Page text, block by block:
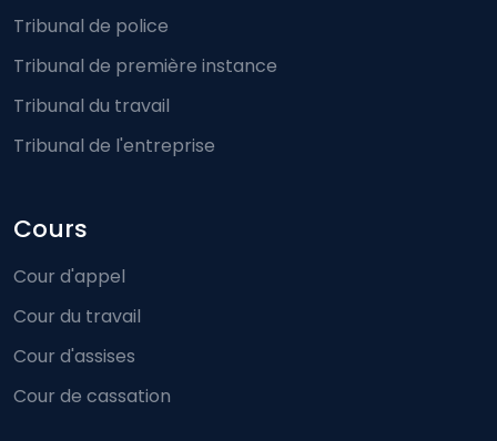
Tribunal de police
Tribunal de première instance
Tribunal du travail
Tribunal de l'entreprise
Cours
Cour d'appel
Cour du travail
Cour d'assises
Cour de cassation